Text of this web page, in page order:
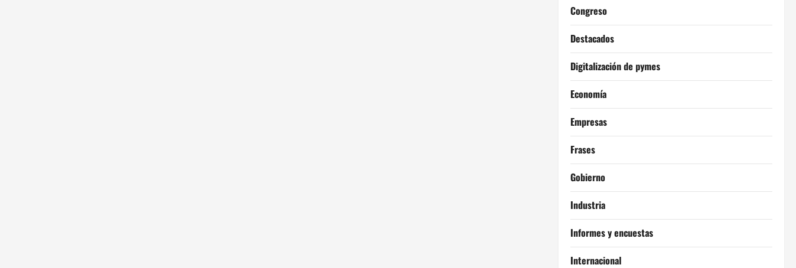
Congreso
Destacados
Digitalización de pymes
Economía
Empresas
Frases
Gobierno
Industria
Informes y encuestas
Internacional